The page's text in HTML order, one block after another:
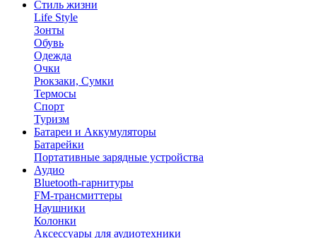
Стиль жизни
Life Style
Зонты
Обувь
Одежда
Очки
Рюкзаки, Сумки
Термосы
Спорт
Туризм
Батареи и Аккумуляторы
Батарейки
Портативные зарядные устройства
Аудио
Bluetooth-гарнитуры
FM-трансмиттеры
Наушники
Колонки
Аксессуары для аудиотехники